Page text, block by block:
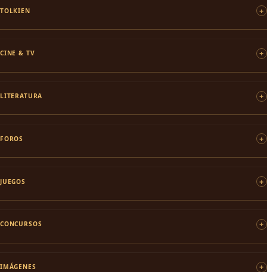
TOLKIEN
CINE & TV
LITERATURA
FOROS
JUEGOS
CONCURSOS
IMÁGENES